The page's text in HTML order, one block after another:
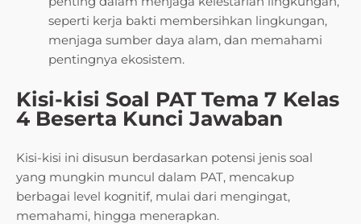
seperti kerja bakti membersihkan lingkungan,
menjaga sumber daya alam, dan memahami
pentingnya ekosistem.
Kisi-kisi Soal PAT Tema 7 Kelas
4 Beserta Kunci Jawaban
Kisi-kisi ini disusun berdasarkan potensi jenis soal
yang mungkin muncul dalam PAT, mencakup
berbagai level kognitif, mulai dari mengingat,
memahami, hingga menerapkan.